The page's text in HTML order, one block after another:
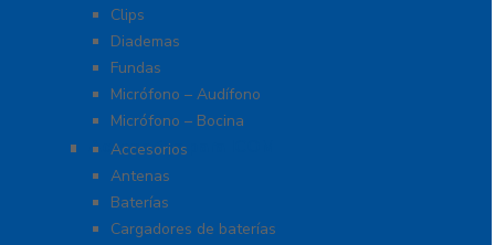
Clips
Diademas
Fundas
Micrófono – Audífono
Micrófono – Bocina
Accesorios para ICOM
Accesorios
Antenas
Baterías
Cargadores de baterías